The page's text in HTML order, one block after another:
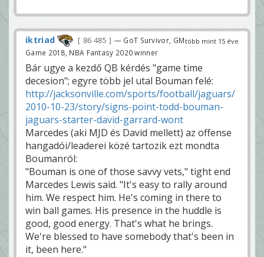
több mint 15 éve
iktriad 86 485
— GoT Survivor, GM
Game 2018, NBA Fantasy 2020 winner
Bár ugye a kezdő QB kérdés "game time
decesion"; egyre több jel utal Bouman felé:
http://jacksonville.com/sports/football/jaguars/
2010-10-23/story/signs-point-todd-bouman-
jaguars-starter-david-garrard-wont
Marcedes (aki MJD és David mellett) az offense
hangadói/leaderei közé tartozik ezt mondta
Boumanról:
"Bouman is one of those savvy vets," tight end
Marcedes Lewis said. "It's easy to rally around
him. We respect him. He's coming in there to
win ball games. His presence in the huddle is
good, good energy. That's what he brings.
We're blessed to have somebody that's been in
it, been here."